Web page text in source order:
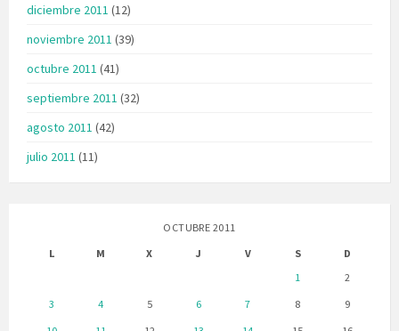
diciembre 2011 (12)
noviembre 2011 (39)
octubre 2011 (41)
septiembre 2011 (32)
agosto 2011 (42)
julio 2011 (11)
OCTUBRE 2011
L
M X J V S
D
1
2
3
4 5 6 7 8
9